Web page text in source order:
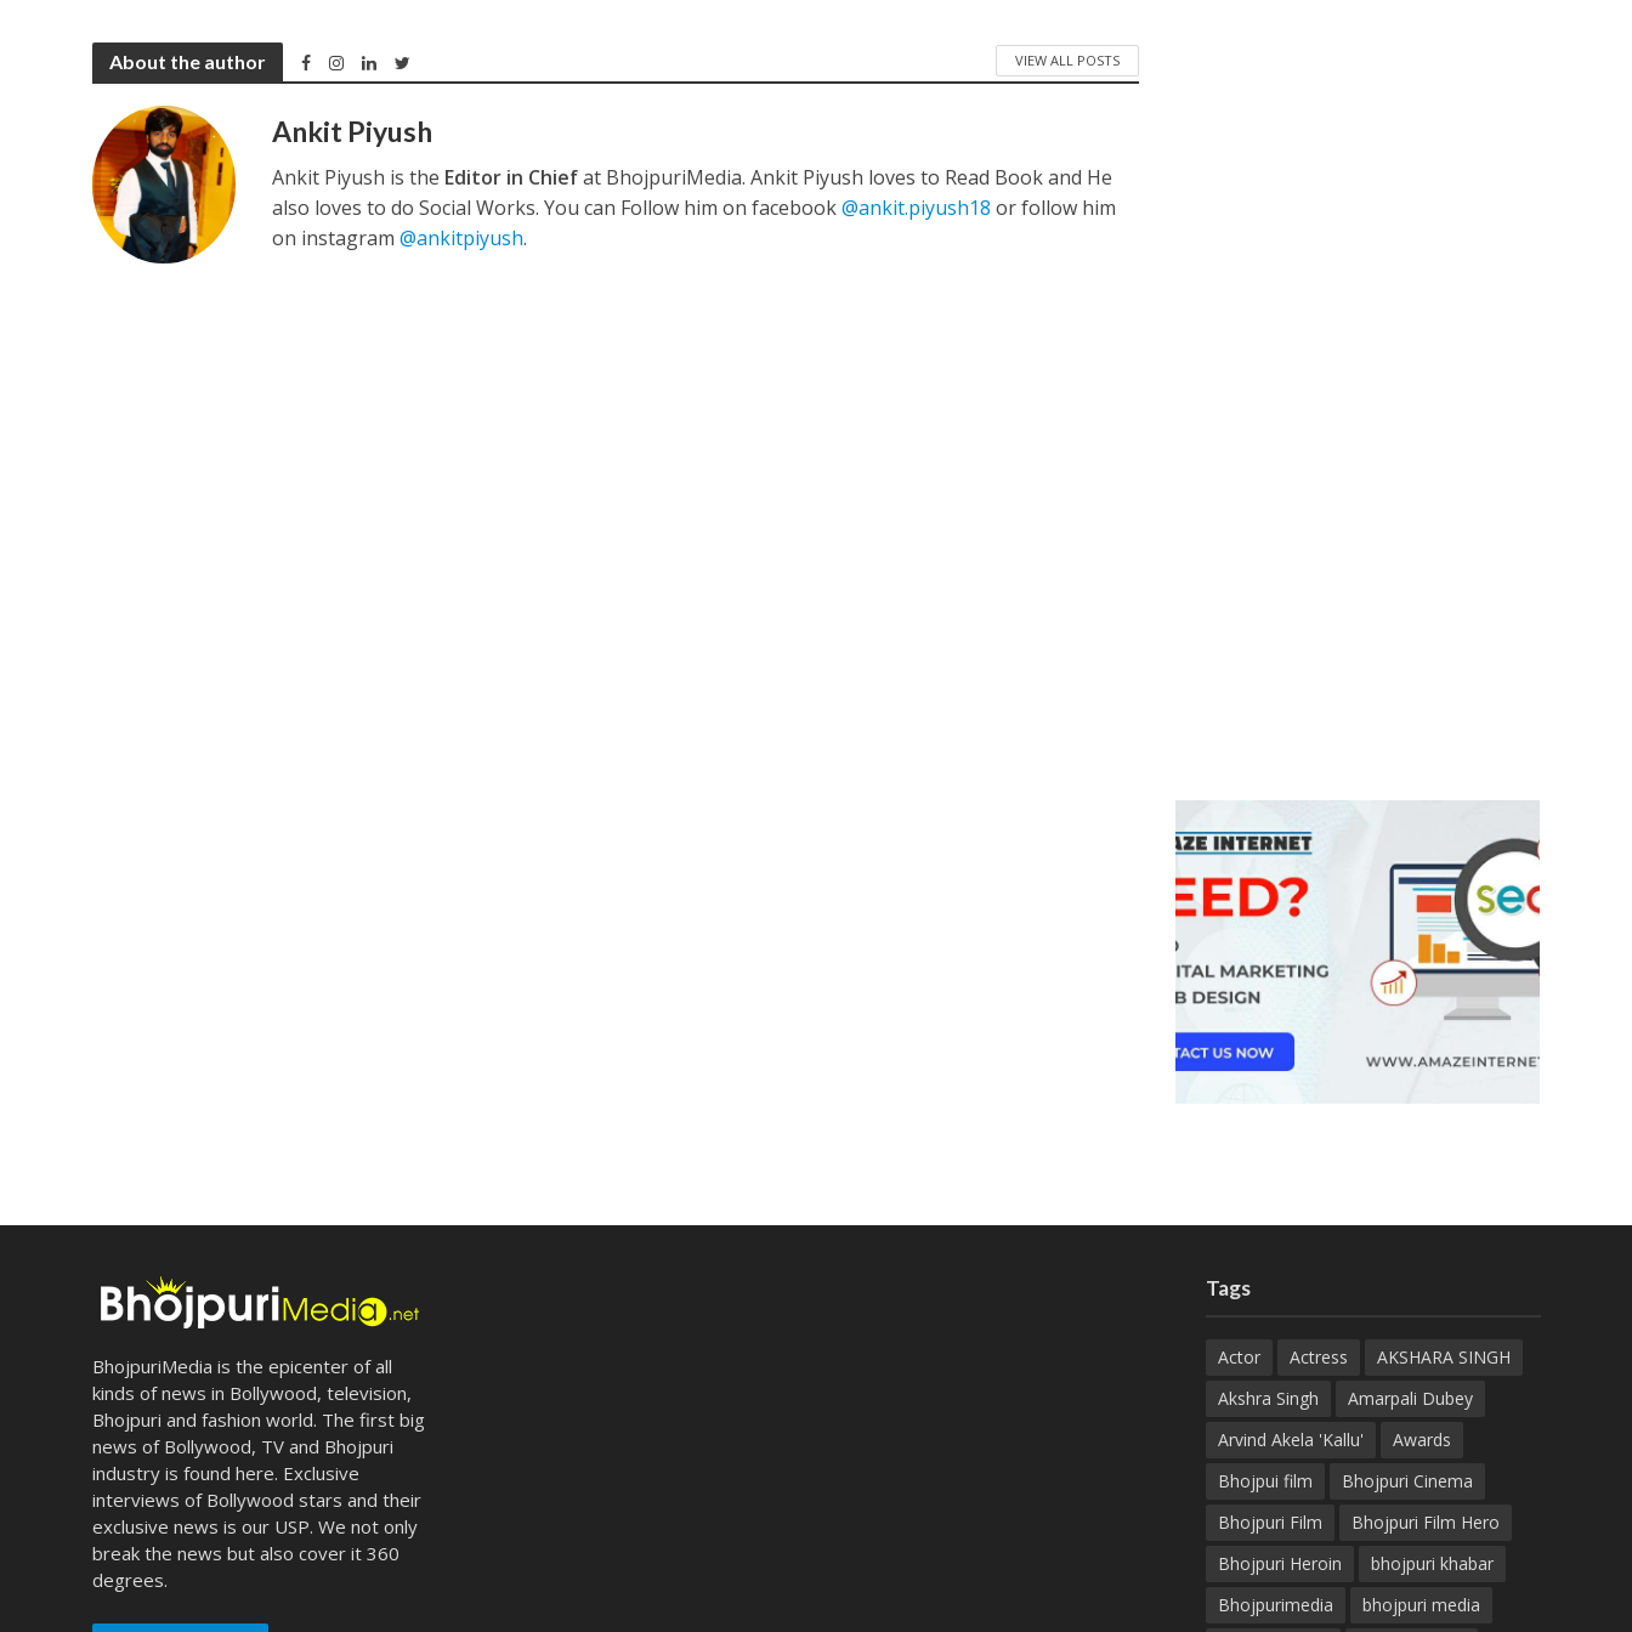
अरविंद अकेला कल्लू के नए अंदाज़ ने मचाई धूम, ‘राउंड राउंड’ को मिल रहा दर्शकों का भरपूर प्यार
About the author VIEW ALL POSTS
Ankit Piyush
Ankit Piyush is the Editor in Chiefat BhojpuriMedia. Ankit Piyush loves to Read Book and He
also loves to do Social Works. You can Follow him on facebook@ankit.piyush18 or follow him
on instagram@ankitpiyush.
BhojpuriMedia is the epicenter of all
kinds of news in Bollywood, television,
Bhojpuri and fashion world. The first big
news of Bollywood, TV and Bhojpuri
industry is found here. Exclusive
interviews of Bollywood stars and their
exclusive news is our USP. We not only
break the news but also cover it 360
degrees.
Tags
Actor Actress
AKSHARA SINGH
Akshra Singh
Amarpali Dubey
Arvind Akela 'Kallu'
Awards
Bhojpui film
Bhojpuri Cinema
Bhojpuri Film
Bhojpuri Film Hero
Bhojpuri Heroin
bhojpuri khabar
Bhojpurimedia
bhojpuri media